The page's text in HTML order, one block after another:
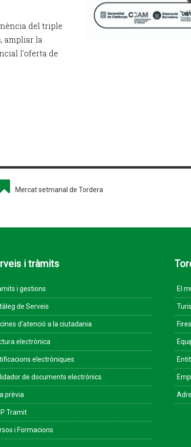
del triple
ampliar la
l'oferta de
Mercat setmanal de Tordera
i tràmits
i gestions
de Serveis
d'atenció a la ciutadania
electrònica
electròniques
de documents electrònics
prèvia
Tramit
i Formacions
El